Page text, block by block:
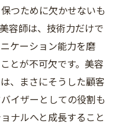
つために欠かせないも
容師は、技術力だけで
ケーション能力を磨
とが不可欠です。美容
、まさにそうした顧客
イザーとしての役割も
ナルへと成長すること